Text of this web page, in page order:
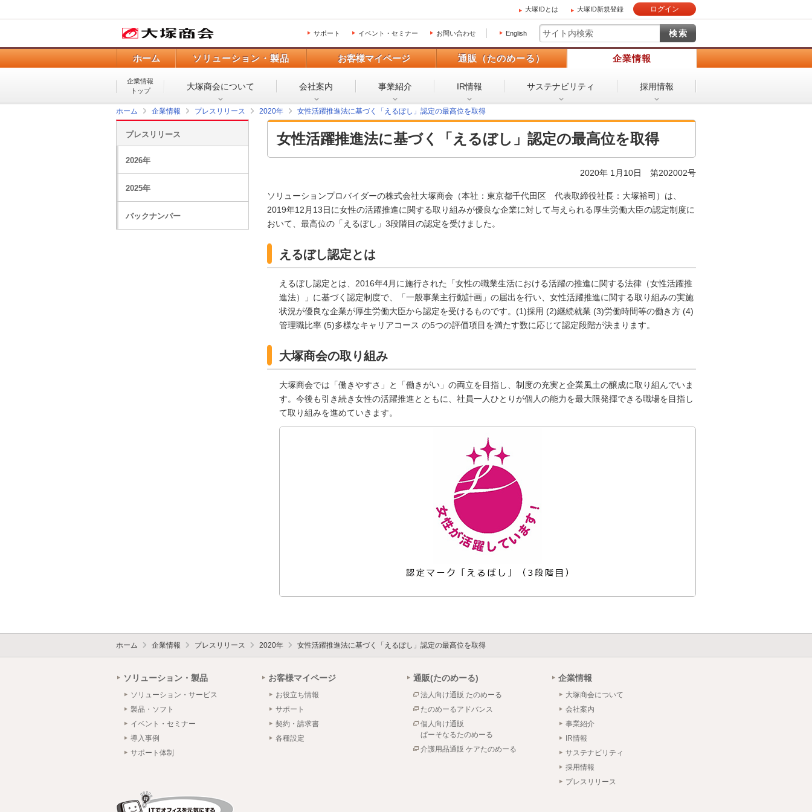
大塚IDとは 大塚ID新規登録 ログイン
サポート イベント・セミナー お問い合わせ English
ホーム ソリューション・製品 お客様マイページ 通販（たのめーる） 企業情報
企業情報
トップ
大塚商会について 会社案内 事業紹介 IR情報 サステナビリティ 採用情報
ホーム 企業情報 プレスリリース 2020年 女性活躍推進法に基づく「えるぼし」認定の最高位を取得
女性活躍推進法に基づく「えるぼし」認定の最高位を取得
2020年 1月10日 第202002号
ソリューションプロバイダーの株式会社大塚商会（本社：東京都千代田区 代表取締役社長：大塚裕司）は、
2019年12月13日に女性の活躍推進に関する取り組みが優良な企業に対して与えられる厚生労働大臣の認定制度に
おいて、最高位の「えるぼし」3段階目の認定を受けました。
えるぼし認定とは
えるぼし認定とは、2016年4月に施行された「女性の職業生活における活躍の推進に関する法律（女性活躍推
進法）」に基づく認定制度で、「一般事業主行動計画」の届出を行い、女性活躍推進に関する取り組みの実施
状況が優良な企業が厚生労働大臣から認定を受けるものです。(1)採用 (2)継続就業 (3)労働時間等の働き方 (4)
管理職比率 (5)多様なキャリアコース の5つの評価項目を満たす数に応じて認定段階が決まります。
大塚商会の取り組み
大塚商会では「働きやすさ」と「働きがい」の両立を目指し、制度の充実と企業風土の醸成に取り組んでいま
す。今後も引き続き女性の活躍推進とともに、社員一人ひとりが個人の能力を最大限発揮できる職場を目指し
て取り組みを進めていきます。
プレスリリース
2026年
2025年
バックナンバー
ホーム 企業情報 プレスリリース 2020年 女性活躍推進法に基づく「えるぼし」認定の最高位を取得
ソリューション・製品
ソリューション・サービス
製品・ソフト
イベント・セミナー
導入事例
サポート体制
お客様マイページ
お役立ち情報
サポート
契約・請求書
各種設定
通販(たのめーる)
法人向け通販 たのめーる
たのめーるアドバンス
個人向け通販
ぱーそなるたのめーる
介護用品通販 ケアたのめーる
企業情報
大塚商会について
会社案内
事業紹介
IR情報
サステナビリティ
採用情報
プレスリリース